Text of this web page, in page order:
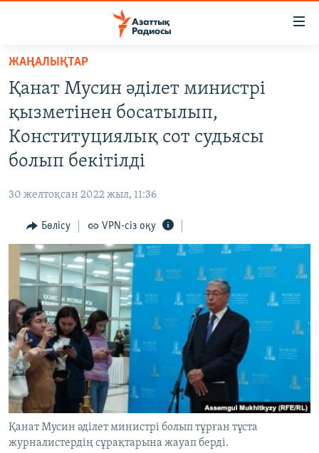
Skip
main
content
Skip
to
main
Skip
Search
САЯСАТ
AZATTYQTV
ҚАҢТАР ОҚИҒАСЫ
ӘЛЕУМЕТ
ӘЛЕМ
АРНАЙЫ ЖОБАЛАР
Русский
ЖАЗЫЛЫҢЫЗ
Басқа тілдерде
ЖАҢАЛЫҚТАР
Қанат Мусин әділет министрі
қызметінен босатылып,
Конституциялық сот судьясы
болып бекітілді
30 желтоқсан 2022 жыл, 11:36
Бөлісу VPN-сіз оқу
Қанат Мусин әділет министрі болып тұрған тұста
журналистердің сұрақтарына жауап берді.